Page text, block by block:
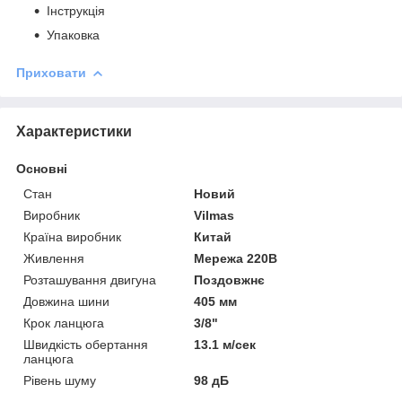
Інструкція
Упаковка
Приховати
Характеристики
Основні
Стан
Новий
Виробник
Vilmas
Країна виробник
Китай
Живлення
Мережа 220В
Розташування двигуна
Поздовжнє
Довжина шини
405 мм
Крок ланцюга
3/8"
Швидкість обертання
ланцюга
13.1 м/сек
Рівень шуму
98 дБ